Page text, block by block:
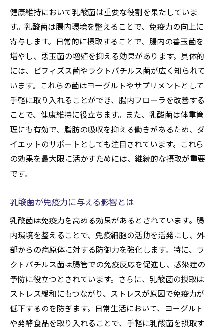
健康維持において乳酸菌は重要な役割を果たしていま
す。乳酸菌は腸内環境を整えることで、免疫力の向上に
寄与します。日常的に摂取することで、腸内の善玉菌を
増やし、悪玉菌の増殖を抑える効果があります。具体的
には、ビフィズス菌やラクトバチルス菌が広く知られて
います。これらの菌はヨーグルトやサプリメントとして
手軽に取り入れることができ、腸内フローラを改善する
ことで、健康維持に役立ちます。また、乳酸菌は体重管
理にも有効で、脂肪の吸収を抑える働きがあるため、ダ
イエットのサポートとしても注目されています。これら
の効果を最大限に活かすためには、継続的な摂取が重要
です。
乳酸菌が免疫力に与える影響とは
乳酸菌は免疫力を高める効果があるとされています。腸
内環境を整えることで、免疫細胞の活動を活発にし、外
部からの病原体に対する防御力を強化します。特に、ラ
クトバチルス菌は腸管での免疫反応を促進し、感染症の
予防に役立つとされています。さらに、乳酸菌の摂取は
ストレス緩和にもつながり、ストレスが原因で免疫力が
低下するのを防ぎます。日常生活において、ヨーグルト
や発酵食品を取り入れることで、手軽に乳酸菌を摂取す